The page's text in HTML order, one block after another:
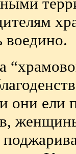
воедино.
они ели